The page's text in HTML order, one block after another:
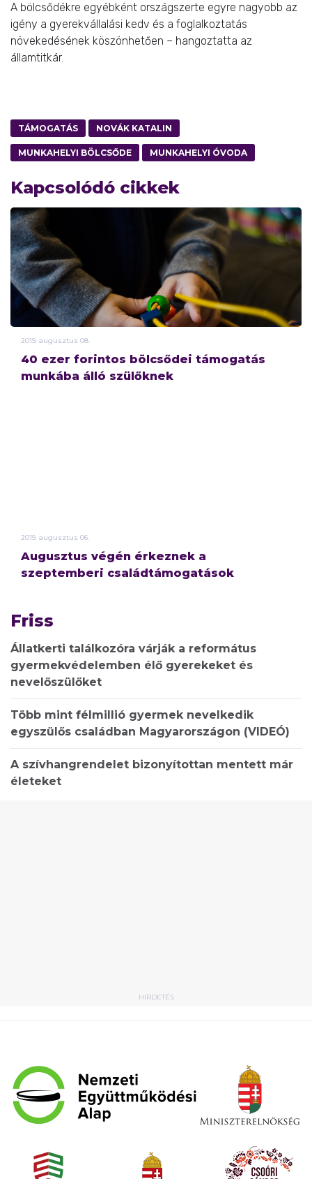
A bölcsődékre egyébként országszerte egyre nagyobb az
igény a gyerekvállalási kedv és a foglalkoztatás
növekedésének köszönhetően – hangoztatta az
államtitkár.
TÁMOGATÁS NOVÁK KATALIN
MUNKAHELYI BÖLCSŐDE MUNKAHELYI ÓVODA
Kapcsolódó cikkek
2019. augusztus 08.
40 ezer forintos bölcsődei támogatás
munkába álló szülőknek
2019. augusztus 06.
Augusztus végén érkeznek a
szeptemberi családtámogatások
Friss
Állatkerti találkozóra várják a református
gyermekvédelemben élő gyerekeket és
nevelőszülőket
Több mint félmillió gyermek nevelkedik
egyszülős családban Magyarországon (VIDEÓ)
A szívhangrendelet bizonyítottan mentett már
életeket
HIRDETÉS